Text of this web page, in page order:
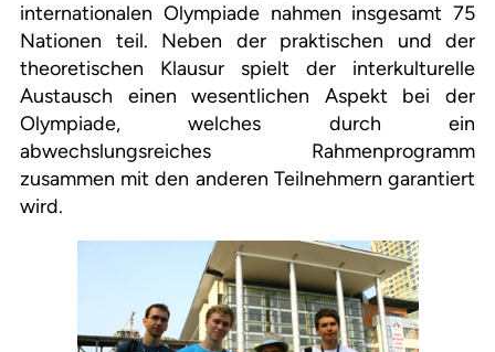
internationalen Olympiade nahmen insgesamt 75
Nationen teil. Neben der praktischen und der
theoretischen Klausur spielt der interkulturelle
Austausch einen wesentlichen Aspekt bei der
Olympiade, welches durch ein
abwechslungsreiches Rahmenprogramm
zusammen mit den anderen Teilnehmern garantiert
wird.